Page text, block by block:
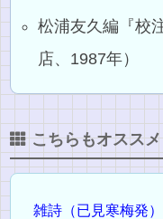
松浦友久編『校
店、1987年）
こちらもオスス
雑詩（已見寒梅発）